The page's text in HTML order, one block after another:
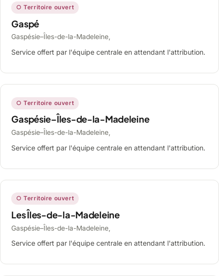
○ Territoire ouvert
Gaspé
Gaspésie–Îles-de-la-Madeleine,
Service offert par l'équipe centrale en attendant l'attribution.
○ Territoire ouvert
Gaspésie–Îles-de-la-Madeleine
Gaspésie–Îles-de-la-Madeleine,
Service offert par l'équipe centrale en attendant l'attribution.
○ Territoire ouvert
Les Îles-de-la-Madeleine
Gaspésie–Îles-de-la-Madeleine,
Service offert par l'équipe centrale en attendant l'attribution.